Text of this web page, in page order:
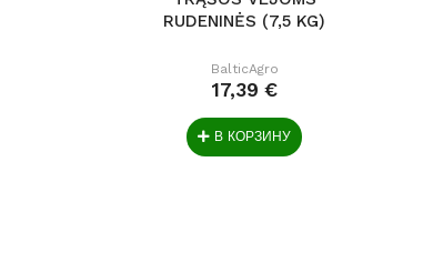
RUDENINĖS (7,5 KG)
BalticAgro
17,39 €
В КОРЗИНУ